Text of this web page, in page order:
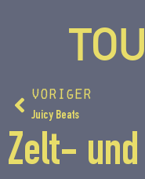
VORIGER
Juicy Beats
Zelt-